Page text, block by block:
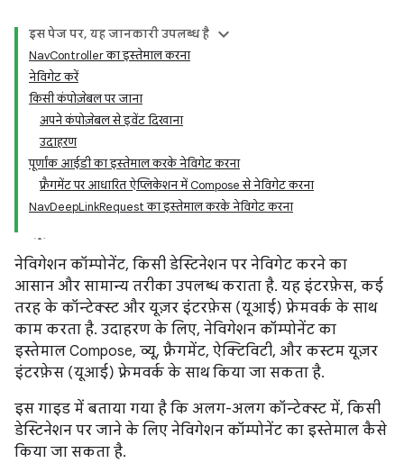
इस पेज पर, यह जानकारी उपलब्ध है
NavController का इस्तेमाल करना
नेविगेट करें
किसी कंपोज़ेबल पर जाना
अपने कंपोज़ेबल से इवेंट दिखाना
उदाहरण
पूर्णांक आईडी का इस्तेमाल करके नेविगेट करना
फ़्रैगमेंट पर आधारित ऐप्लिकेशन में Compose से नेविगेट करना
NavDeepLinkRequest का इस्तेमाल करके नेविगेट करना
नेविगेशन कॉम्पोनेंट, किसी डेस्टिनेशन पर नेविगेट करने का
आसान और सामान्य तरीका उपलब्ध कराता है. यह इंटरफ़ेस, कई
तरह के कॉन्टेक्स्ट और यूज़र इंटरफ़ेस (यूआई) फ़्रेमवर्क के साथ
काम करता है. उदाहरण के लिए, नेविगेशन कॉम्पोनेंट का
इस्तेमाल Compose, व्यू, फ़्रैगमेंट, ऐक्टिविटी, और कस्टम यूज़र
इंटरफ़ेस (यूआई) फ़्रेमवर्क के साथ किया जा सकता है.
इस गाइड में बताया गया है कि अलग-अलग कॉन्टेक्स्ट में, किसी
डेस्टिनेशन पर जाने के लिए नेविगेशन कॉम्पोनेंट का इस्तेमाल कैसे
किया जा सकता है.